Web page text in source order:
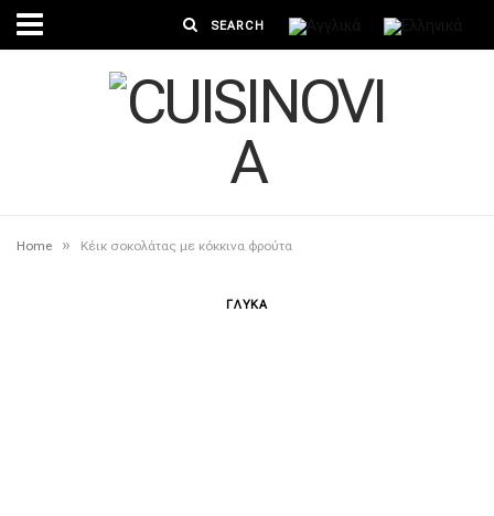
Home » Κέικ σοκολάτας με κόκκινα φρούτα
ΓΛΥΚΑ